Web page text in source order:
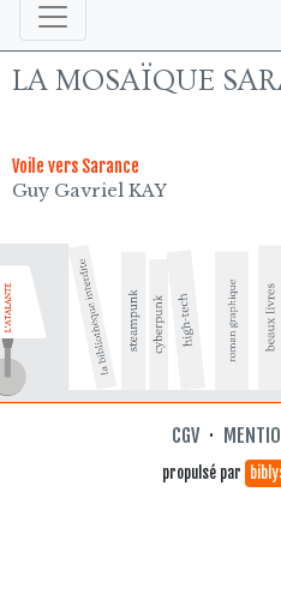
LA MOSAÏQUE
Voile vers Sarance
Guy Gavriel KAY
CGV ·
propulsé par